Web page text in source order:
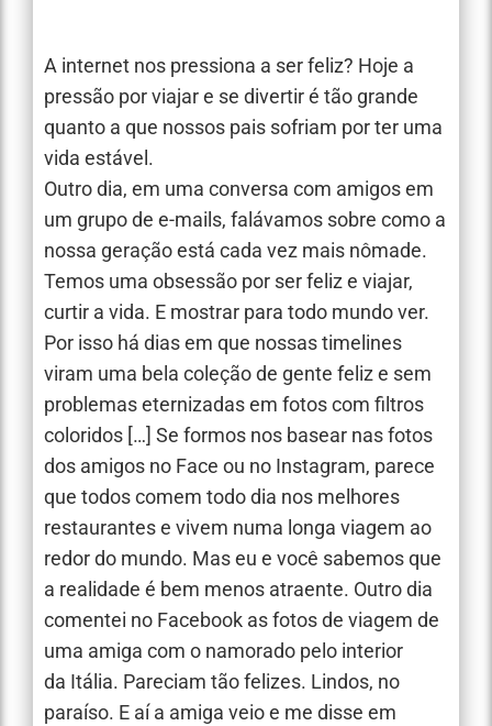
A internet nos pressiona a ser feliz? Hoje a
pressão por viajar e se divertir é tão grande
quanto a que nossos pais sofriam por ter uma
vida estável.
Outro dia, em uma conversa com amigos em
um grupo de e-mails, falávamos sobre como a
nossa geração está cada vez mais nômade.
Temos uma obsessão por ser feliz e viajar,
curtir a vida. E mostrar para todo mundo ver.
Por isso há dias em que nossas timelines
viram uma bela coleção de gente feliz e sem
problemas eternizadas em fotos com filtros
coloridos […] Se formos nos basear nas fotos
dos amigos no Face ou no Instagram, parece
que todos comem todo dia nos melhores
restaurantes e vivem numa longa viagem ao
redor do mundo. Mas eu e você sabemos que
a realidade é bem menos atraente. Outro dia
comentei no Facebook as fotos de viagem de
uma amiga com o namorado pelo interior
da Itália. Pareciam tão felizes. Lindos, no
paraíso. E aí a amiga veio e me disse em